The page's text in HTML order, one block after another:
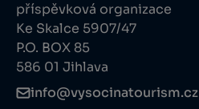
příspěvková organizace
Ke Skalce 5907/47
P.O. BOX 85
586 01 Jihlava
info@vysocinatourism.cz